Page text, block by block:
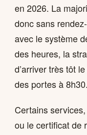
en 2026. La
donc sans
avec le système
des heures, la
d’arriver très tôt
des portes à 8h30.
Certains
ou le certificat de